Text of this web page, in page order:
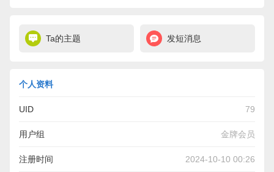
Ta的主题 发短消息
个人资料
UID 79
用户组 金牌会员
注册时间 2024-10-10 00:26